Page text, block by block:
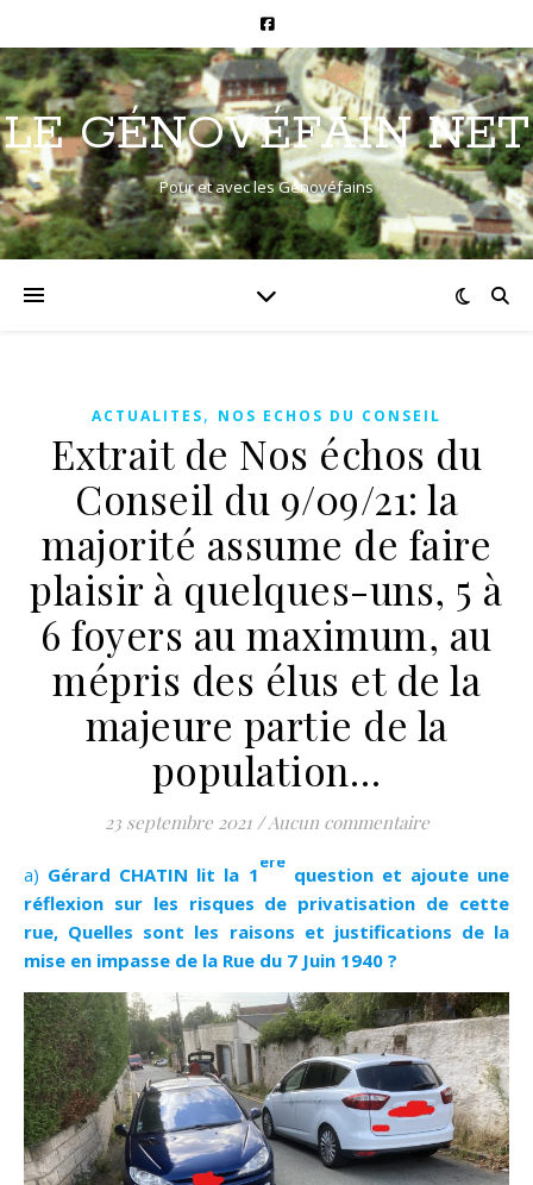
LE GÉNOVÉFAIN NET
Pour et avec les Génovéfains
ACTUALITES, NOS ECHOS DU CONSEIL
Extrait de Nos échos du
Conseil du 9/09/21: la
majorité assume de faire
plaisir à quelques-uns, 5 à
6 foyers au maximum, au
mépris des élus et de la
majeure partie de la
population…
23 septembre 2021 /Aucun commentaire
a) Gérard CHATIN lit la 1
ère
question et ajoute une
réflexion sur les risques de privatisation de cette
rue, Quelles sont les raisons et justifications de la
mise en impasse de la Rue du 7 Juin 1940 ?